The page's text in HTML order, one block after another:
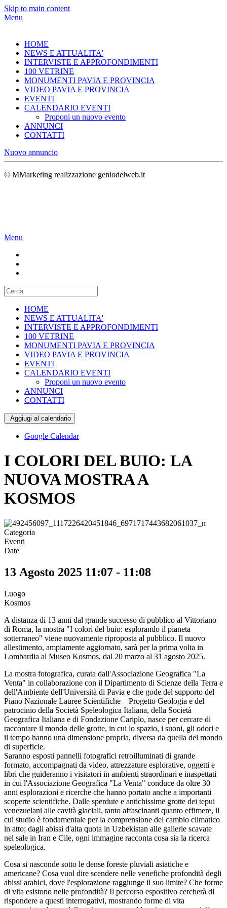
Skip to main content
Menu
HOME
NEWS E ATTUALITA'
INTERVISTE E APPROFONDIMENTI
100 VETRINE
MONUMENTI PAVIA E PROVINCIA
VIDEO PAVIA E PROVINCIA
EVENTI
CALENDARIO EVENTI
Proponi un nuovo evento
ANNUNCI
CONTATTI
Nuovo annuncio
© MMarketing realizzazione geniodelweb.it
Menu
HOME
NEWS E ATTUALITA'
INTERVISTE E APPROFONDIMENTI
100 VETRINE
MONUMENTI PAVIA E PROVINCIA
VIDEO PAVIA E PROVINCIA
EVENTI
CALENDARIO EVENTI
Proponi un nuovo evento
ANNUNCI
CONTATTI
Aggiugi al calendario
Google Calendar
I COLORI DEL BUIO: LA
NUOVA MOSTRA A
KOSMOS
Categoria
Eventi
Date
13 Agosto 2025 11:07 - 11:08
Luogo
Kosmos
A distanza di 13 anni dal grande successo di pubblico al Vittoriano
di Roma, la mostra "I colori del buio: esplorando il pianeta
sotterraneo" viene nuovamente riproposta al pubblico. Il nuovo
allestimento, ampiamente aggiornato, sarà per la prima volta in
Lombardia al Museo Kosmos, dal 20 marzo al 31 agosto 2025.
La mostra fotografica, curata dall'Associazione Geografica "La
Venta" in collaborazione con il Dipartimento di Scienze della Terra e
dell'Ambiente dell'Università di Pavia e che gode del supporto del
Piano Nazionale Lauree Scientifiche – Progetto Geologia e del
patrocinio della Società Speleologica Italiana, della Società
Geografica Italiana e di Fondazione Cariplo, nasce per cercare di
raccontare il mondo delle grotte, in cui lo spazio, i suoni, gli odori e
il tempo hanno una dimensione propria, diversa da quella del mondo
di superficie.
Saranno esposti pannelli fotografici retroilluminati di grande
formato, accompagnati da video, attrezzature esplorative, oggetti e
libri che guideranno i visitatori in ambienti straordinari e inaspettati
in cui l'Associazione Geografica "La Venta" conduce da oltre 30
anni esplorazioni e ricerche che hanno portato anche a importanti
scoperte scientifiche. Dalle sperdute e antichissime grotte dei tepui
venezuelani alle cavità glaciali, tanto affascinanti quanto effimere, il
cui studio è fondamentale per la comprensione del cambio climatico
in atto; dagli abissi d'alta quota in Uzbekistan alle gallerie scavate
nel sale in Iran e Cile, ogni immagine racconta cosa sia la ricerca
speleologica.
Cosa si nasconde sotto le dense foreste pluviali asiatiche e
americane? Cosa vuol dire scendere nelle venefiche profondità degli
abissi arabici, dove l'esplorazione raggiunge il suo limite? Che forme
di vita esistono nelle profondità? Il percorso espositivo cercherà di
rispondere a questi interrogativi, mostrando forme di vita